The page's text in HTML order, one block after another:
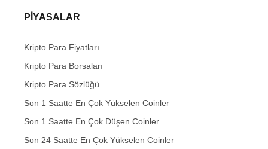
PIYASALAR
Kripto Para Fiyatları
Kripto Para Borsaları
Kripto Para Sözlüğü
Son 1 Saatte En Çok Yükselen Coinler
Son 1 Saatte En Çok Düşen Coinler
Son 24 Saatte En Çok Yükselen Coinler